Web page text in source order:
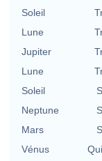
Soleil
Lune
Jupiter
Lune
Soleil
Neptune
Mars
Vénus